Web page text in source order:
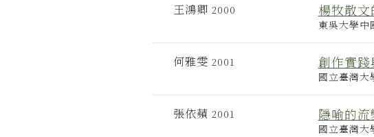
王鴻卿 2000 楊牧散
東吳大學中
何雅雯 2001 創作實
國立臺灣大
張依蘋 2001 隱喻的
國立臺灣大